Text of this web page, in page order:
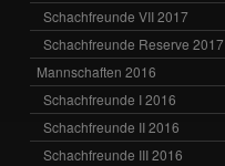
Schachfreunde VII 2017
Schachfreunde Reserve 2017
Mannschaften 2016
Schachfreunde I 2016
Schachfreunde II 2016
Schachfreunde III 2016